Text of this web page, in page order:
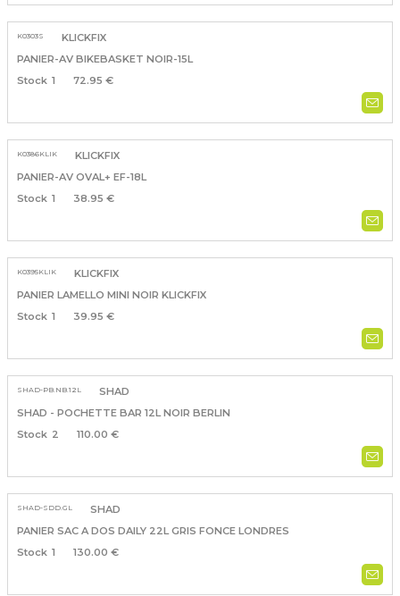
K0303S
KLICKFIX
PANIER-AV BIKEBASKET NOIR-15L
1
72.95 €
K0386KLIK
KLICKFIX
PANIER-AV OVAL+ EF-18L
1
38.95 €
K0395KLIK
KLICKFIX
PANIER LAMELLO MINI NOIR KLICKFIX
1
39.95 €
SHAD-PB.NB.12L
SHAD
SHAD - POCHETTE BAR 12L NOIR BERLIN
2
110.00 €
SHAD-SDD.GL
SHAD
PANIER SAC A DOS DAILY 22L GRIS FONCE LONDRES
1
130.00 €